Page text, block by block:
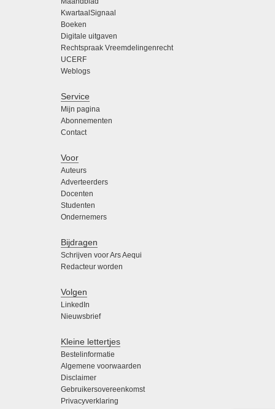
KwartaalSignaal
Boeken
Digitale uitgaven
Rechtspraak Vreemdelingenrecht
UCERF
Weblogs
Service
Mijn pagina
Abonnementen
Contact
Voor
Auteurs
Adverteerders
Docenten
Studenten
Ondernemers
Bijdragen
Schrijven voor Ars Aequi
Redacteur worden
Volgen
LinkedIn
Nieuwsbrief
Kleine lettertjes
Bestelinformatie
Algemene voorwaarden
Disclaimer
Gebruikersovereenkomst
Privacyverklaring